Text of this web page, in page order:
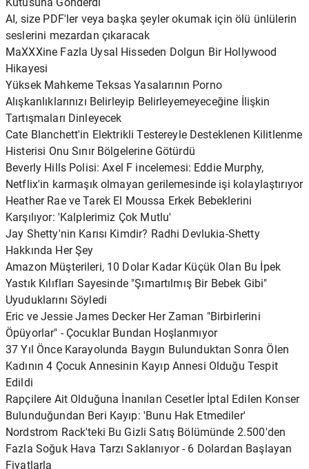
Kutusuna Gönderdi
AI, size PDF'ler veya başka şeyler okumak için ölü ünlülerin
seslerini mezardan çıkaracak
MaXXXine Fazla Uysal Hisseden Dolgun Bir Hollywood
Hikayesi
Yüksek Mahkeme Teksas Yasalarının Porno
Alışkanlıklarınızı Belirleyip Belirleyemeyeceğine İlişkin
Tartışmaları Dinleyecek
Cate Blanchett'in Elektrikli Testereyle Desteklenen Kilitlenme
Histerisi Onu Sınır Bölgelerine Götürdü
Beverly Hills Polisi: Axel F incelemesi: Eddie Murphy,
Netflix'in karmaşık olmayan gerilemesinde işi kolaylaştırıyor
Heather Rae ve Tarek El Moussa Erkek Bebeklerini
Karşılıyor: 'Kalplerimiz Çok Mutlu'
Jay Shetty'nin Karısı Kimdir? Radhi Devlukia-Shetty
Hakkında Her Şey
Amazon Müşterileri, 10 Dolar Kadar Küçük Olan Bu İpek
Yastık Kılıfları Sayesinde "Şımartılmış Bir Bebek Gibi"
Uyuduklarını Söyledi
Eric ve Jessie James Decker Her Zaman "Birbirlerini
Öpüyorlar" - Çocuklar Bundan Hoşlanmıyor
37 Yıl Önce Karayolunda Baygın Bulunduktan Sonra Ölen
Kadının 4 Çocuk Annesinin Kayıp Annesi Olduğu Tespit
Edildi
Rapçilere Ait Olduğuna İnanılan Cesetler İptal Edilen Konser
Bulunduğundan Beri Kayıp: 'Bunu Hak Etmediler'
Nordstrom Rack'teki Bu Gizli Satış Bölümünde 2.500'den
Fazla Soğuk Hava Tarzı Saklanıyor - 6 Dolardan Başlayan
Fiyatlarla